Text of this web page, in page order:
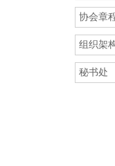
协会章
组织架
秘书处